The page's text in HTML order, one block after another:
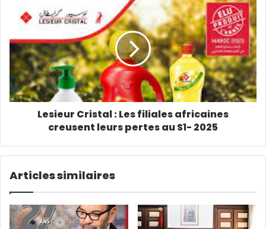
Lesieur Cristal : Les filiales africaines
creusent leurs pertes au S1- 2025
Articles similaires